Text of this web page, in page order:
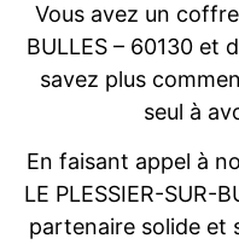
Vous avez un
BULLES – 60130 et
savez plus
seul à
En faisant appel à
LE PLESSIER-SUR-
partenaire solide et